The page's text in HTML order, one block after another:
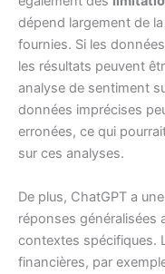
dépend largement de
fournies. Si les
les résultats peuvent
analyse de sentiment
données imprécises
erronées, ce qui
sur ces analyses.
De plus, ChatGPT a
réponses généralisées
contextes spécifiques.
financières, par